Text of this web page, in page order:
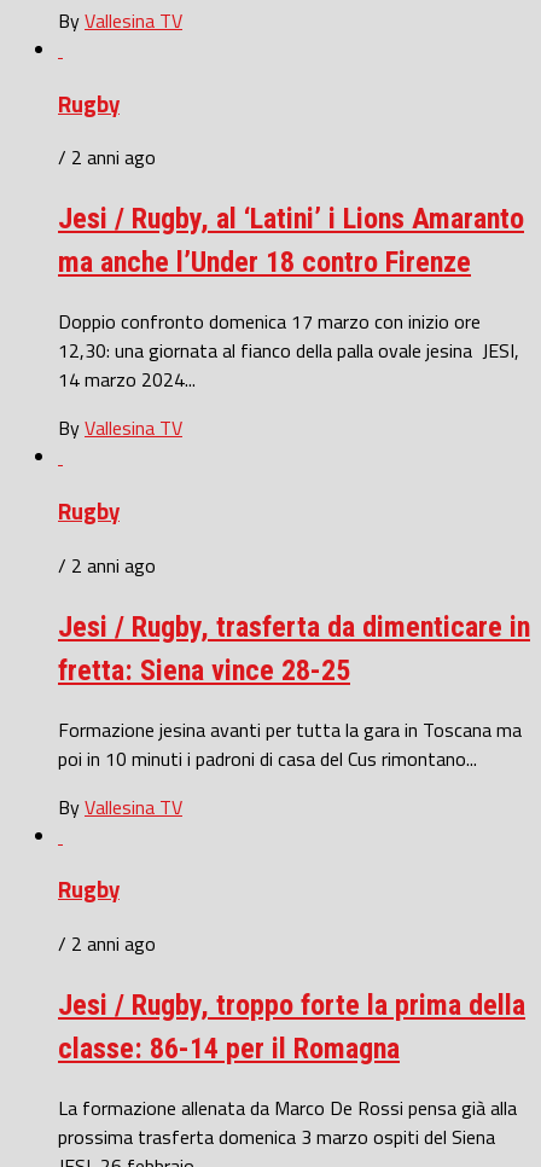
ByVallesina TV
Rugby
/ 2 anni ago
Jesi / Rugby, al ‘Latini’ i Lions Amaranto
ma anche l’Under 18 contro Firenze
Doppio confronto domenica 17 marzo con inizio ore
12,30: una giornata al fianco della palla ovale jesina JESI,
14 marzo 2024...
ByVallesina TV
Rugby
/ 2 anni ago
Jesi / Rugby, trasferta da dimenticare in
fretta: Siena vince 28-25
Formazione jesina avanti per tutta la gara in Toscana ma
poi in 10 minuti i padroni di casa del Cus rimontano...
ByVallesina TV
Rugby
/ 2 anni ago
Jesi / Rugby, troppo forte la prima della
classe: 86-14 per il Romagna
La formazione allenata da Marco De Rossi pensa già alla
prossima trasferta domenica 3 marzo ospiti del Siena